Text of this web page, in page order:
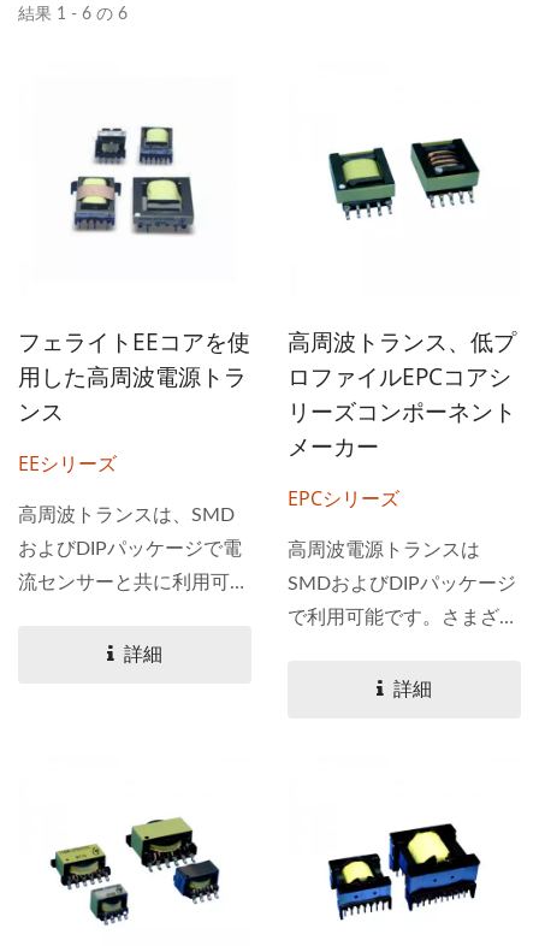
結果 1 - 6 の 6
フェライトEEコアを使
用した高周波電源トラ
ンス
EEシリーズ
高周波トランスは、SMD
およびDIPパッケージで電
流センサーと共に利用可能
まざまなサイズと値が用意
詳細
高周波トランス、低プ
ロファイルEPCコアシ
リーズコンポーネント
メーカー
EPCシリーズ
高周波電源トランスは
SMDおよびDIPパッケージ
で利用可能です。さまざま
ます。YUAN...詳細